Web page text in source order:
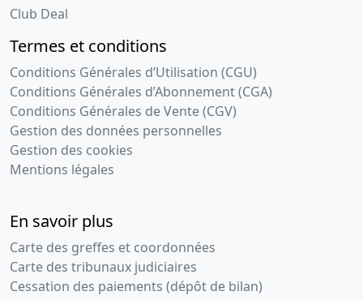
Club Deal
Termes et conditions
Conditions Générales d’Utilisation (CGU)
Conditions Générales d’Abonnement (CGA)
Conditions Générales de Vente (CGV)
Gestion des données personnelles
Gestion des cookies
Mentions légales
En savoir plus
Carte des greffes et coordonnées
Carte des tribunaux judiciaires
Cessation des paiements (dépôt de bilan)